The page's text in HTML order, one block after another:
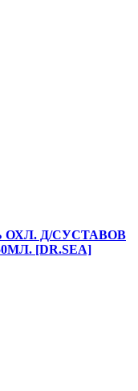
Д/СУСТАВОВ
[DR.SEA]